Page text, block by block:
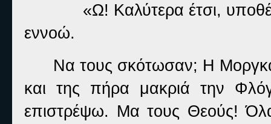
«Ω! Καλύτερα έτσι,
εννοώ.
Να τους σκότωσαν; Η
και της πήρα μακριά την
επιστρέψω. Μα τους Θεούς!